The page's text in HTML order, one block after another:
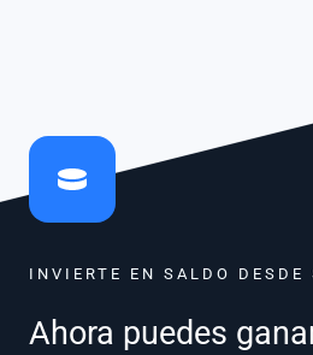
INVIERTE EN SALDO DESDE
Ahora puedes